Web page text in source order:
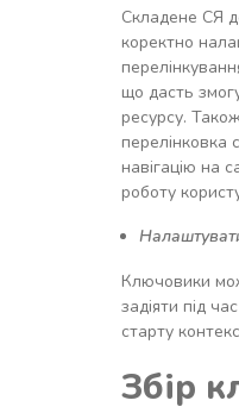
Складене СЯ
коректно
що дасть
ресурсу.
перелінковка
навігацію на
роботу
Ключовики
задіяти під
старту
Збір